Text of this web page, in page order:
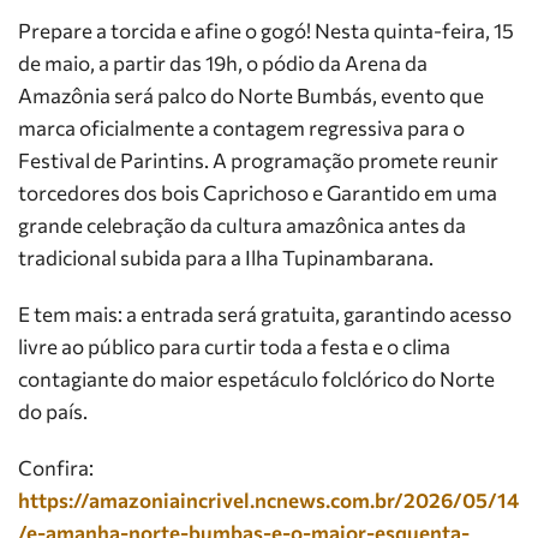
Prepare a torcida e afine o gogó! Nesta quinta-feira, 15
de maio, a partir das 19h, o pódio da Arena da
Amazônia será palco do Norte Bumbás, evento que
marca oficialmente a contagem regressiva para o
Festival de Parintins. A programação promete reunir
torcedores dos bois Caprichoso e Garantido em uma
grande celebração da cultura amazônica antes da
tradicional subida para a Ilha Tupinambarana.
E tem mais: a entrada será gratuita, garantindo acesso
livre ao público para curtir toda a festa e o clima
contagiante do maior espetáculo folclórico do Norte
do país.
Confira:
https://amazoniaincrivel.ncnews.com.br/2026/05/14
/e-amanha-norte-bumbas-e-o-maior-esquenta-